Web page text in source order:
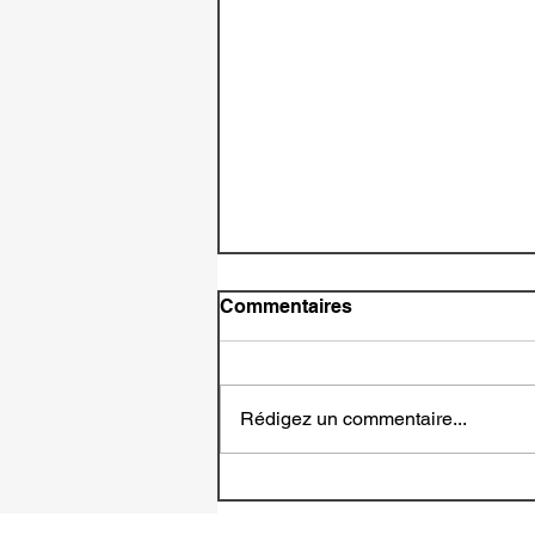
Commentaires
Rédigez un commentaire...